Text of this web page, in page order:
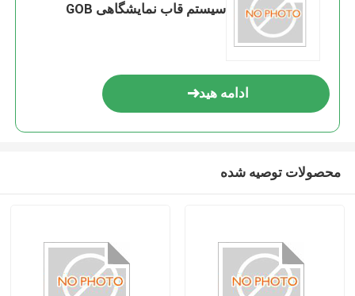
سیستم قاب نمایشگاهی GOB
ادامه هید
محصولات توصیه شده